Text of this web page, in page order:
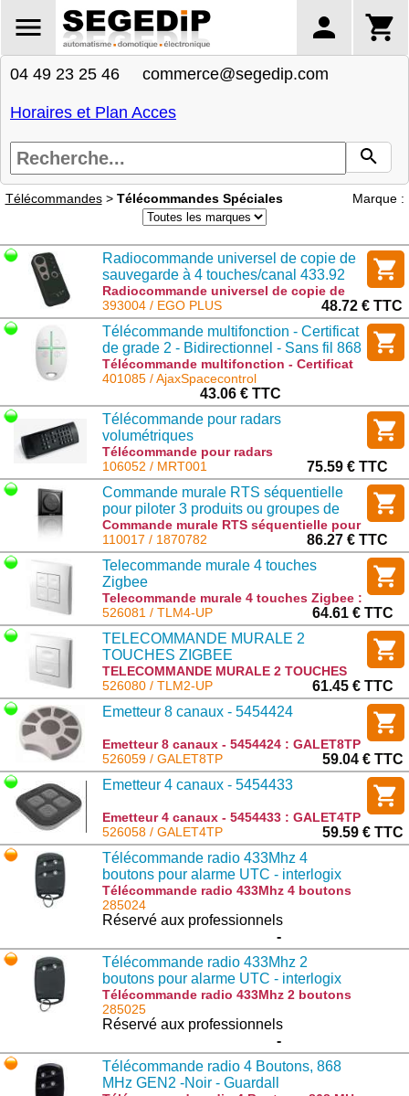
04 49 23 25 46 commerce@segedip.com
Horaires et Plan Acces
Télécommandes> Télécommandes SpécialesMarque :
Radiocommande universel de copie de
sauvegarde à 4 touches/canal 433.92
Mhz ou 868Mhz Copieuse - APE-
550/4164
Radiocommande universel de copie de
sauvegarde à 4 touches/canal 433.92 Mhz
ou 868Mhz Copieuse - APE-550/4164 :
EGO PLUS
393004 / EGO PLUS
48.72 € TTC
Télécommande multifonction - Certificat
de grade 2 - Bidirectionnel - Sans fil 868
MHz Jeweller
Télécommande multifonction - Certificat
de grade 2 - Bidirectionnel - Sans fil 868
MHz Jeweller : AjaxSpacecontrol
401085 / AjaxSpacecontrol
43.06 € TTC
Télécommande pour radars
volumétriques
Télécommande pour radars
volumétriques : MRT001
106052 / MRT001
75.59 € TTC
Commande murale RTS séquentielle
pour piloter 3 produits ou groupes de
produits
Commande murale RTS séquentielle pour
piloter 3 produits ou groupes de produits
: 1870782
110017 / 1870782
86.27 € TTC
Telecommande murale 4 touches
Zigbee
Telecommande murale 4 touches Zigbee :
TLM4-UP
526081 / TLM4-UP
64.61 € TTC
TELECOMMANDE MURALE 2
TOUCHES ZIGBEE
TELECOMMANDE MURALE 2 TOUCHES
ZIGBEE : TLM2-UP
526080 / TLM2-UP
61.45 € TTC
Emetteur 8 canaux - 5454424
Emetteur 8 canaux - 5454424 : GALET8TP
526059 / GALET8TP
59.04 € TTC
Emetteur 4 canaux - 5454433
Emetteur 4 canaux - 5454433 : GALET4TP
526058 / GALET4TP
59.59 € TTC
Télécommande radio 433Mhz 4
boutons pour alarme UTC - interlogix
Télécommande radio 433Mhz 4 boutons
pour alarme UTC - interlogix : RF354I4
285024
Réservé aux professionnels
-
Télécommande radio 433Mhz 2
boutons pour alarme UTC - interlogix
Télécommande radio 433Mhz 2 boutons
pour alarme UTC - interlogix : RF352I4
285025
Réservé aux professionnels
-
Télécommande radio 4 Boutons, 868
MHz GEN2 -Noir - Guardall